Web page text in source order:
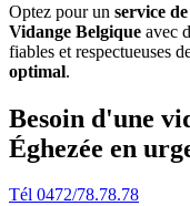
Optez pour un service
Vidange Belgique avec
fiables et respectueuses
optimal.
Besoin d'une
Éghezée en
Tél 0472/78.78.78